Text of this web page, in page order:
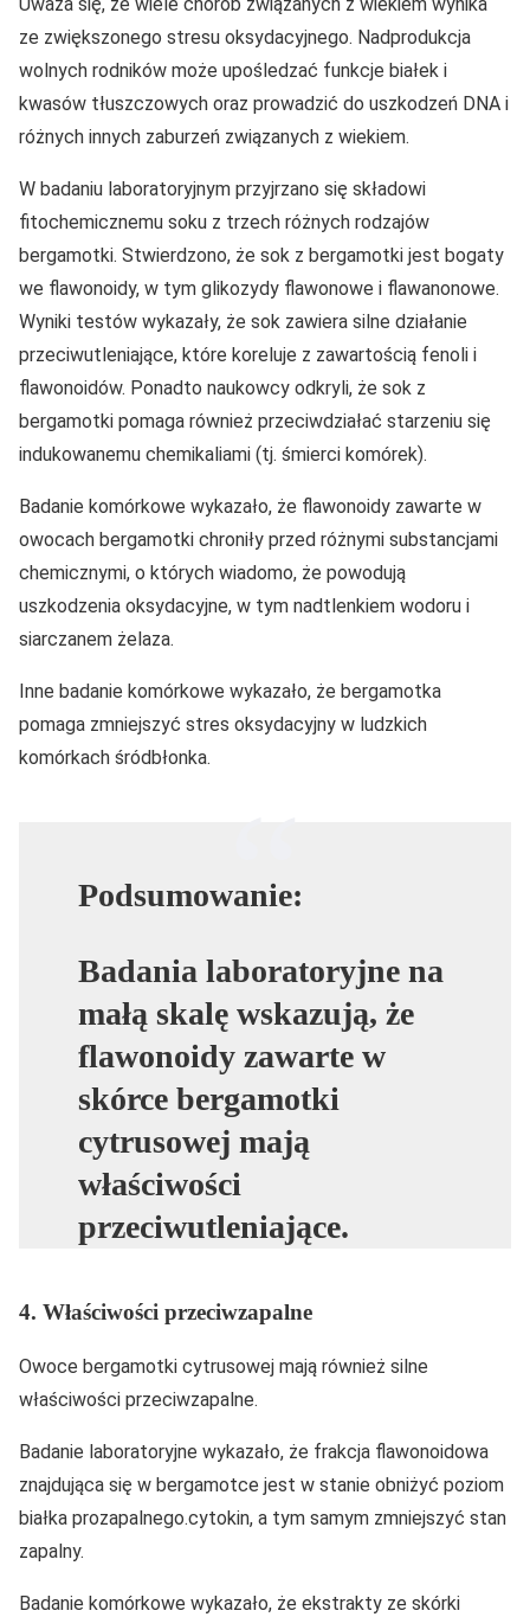
ze zwiększonego stresu oksydacyjnego. Nadprodukcja
wolnych rodników może upośledzać funkcje białek i
kwasów tłuszczowych oraz prowadzić do uszkodzeń DNA i
różnych innych zaburzeń związanych z wiekiem.
W badaniu laboratoryjnym przyjrzano się składowi
fitochemicznemu soku z trzech różnych rodzajów
bergamotki. Stwierdzono, że sok z bergamotki jest bogaty
we flawonoidy, w tym glikozydy flawonowe i flawanonowe.
Wyniki testów wykazały, że sok zawiera silne działanie
przeciwutleniające, które koreluje z zawartością fenoli i
flawonoidów. Ponadto naukowcy odkryli, że sok z
bergamotki pomaga również przeciwdziałać starzeniu się
indukowanemu chemikaliami (tj. śmierci komórek).
Badanie komórkowe wykazało, że flawonoidy zawarte w
owocach bergamotki chroniły przed różnymi substancjami
chemicznymi, o których wiadomo, że powodują
uszkodzenia oksydacyjne, w tym nadtlenkiem wodoru i
siarczanem żelaza.
Inne badanie komórkowe wykazało, że bergamotka
pomaga zmniejszyć stres oksydacyjny w ludzkich
komórkach śródbłonka.
Podsumowanie:
Badania laboratoryjne na
małą skalę wskazują, że
flawonoidy zawarte w
skórce bergamotki
cytrusowej mają
właściwości
przeciwutleniające.
4. Właściwości przeciwzapalne
Owoce bergamotki cytrusowej mają również silne
właściwości przeciwzapalne.
Badanie laboratoryjne wykazało, że frakcja flawonoidowa
znajdująca się w bergamotce jest w stanie obniżyć poziom
białka prozapalnego.cytokin, a tym samym zmniejszyć stan
zapalny.
Badanie komórkowe wykazało, że ekstrakty ze skórki